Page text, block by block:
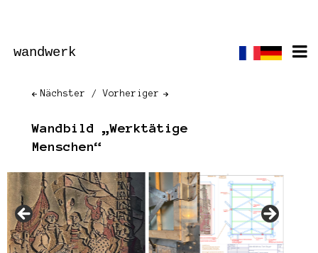
wandwerk
Vorheriger
Nächster
Wandbild „Werktätige
Menschen“